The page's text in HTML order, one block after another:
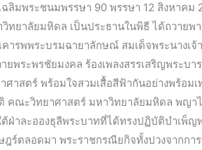
ลิมพระชนมพรรษา 90 พรรษา 12 สิงหาคม
ยาลัยมหิดล เป็นประธานในพิธี ได้ถวายพ
คารพพระบรมฉายาลักษณ์ สมเด็จพระนาง
ยพระพรชัยมงคล ร้องเพลงสรรเสริญพระ
าสตร์ พร้อมใจสวมเสื้อสีฟ้ากันอย่างพร้อม
คณะวิทยาศาสตร์ มหาวิทยาลัยมหิดล พญ
าละอองธุลีพระบาทที่ได้ทรงปฏิบัติบำเพ็ญ
ร์ตลอดมา พระราชกรณียกิจทั้งปวงจากการ